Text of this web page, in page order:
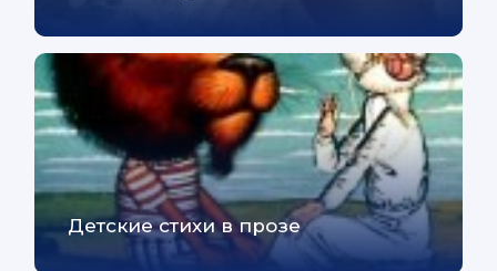
Детские стихи в прозе